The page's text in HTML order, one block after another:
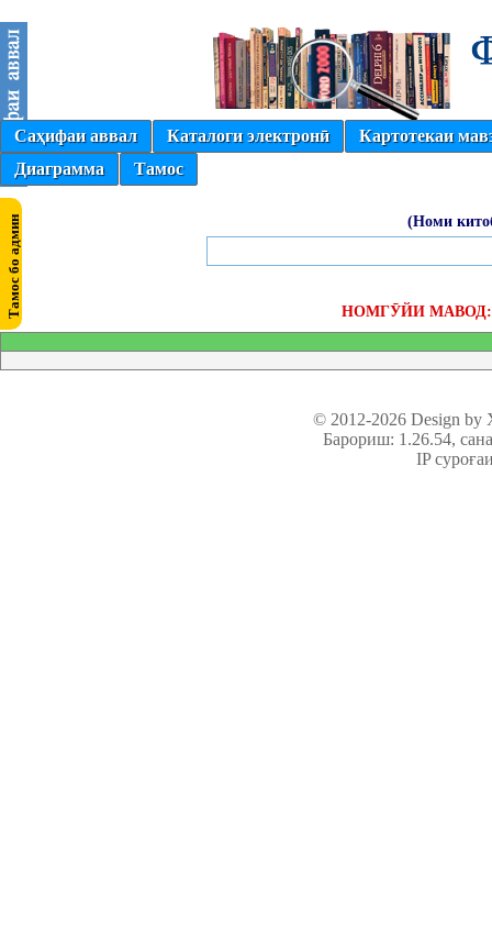
Саҳифаи аввал Каталоги электронӣ
Картотекаи
Диаграмма
Тамос
(Номи
НОМГӮЙИ
© 2012-2026 Design
Барориш: 1.26.54,
IP